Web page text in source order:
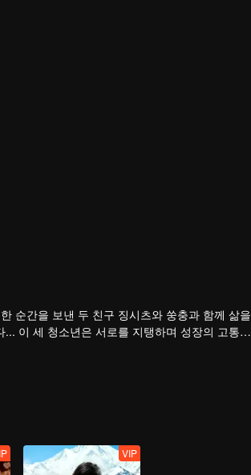
순간을 보낸 두 친구 징시츠와 쑹충과 함께 삶을
이 세 청소년은 서로를 지탱하며 성장의 고통을
다. 물론 가장 중요한 것은 그들이 언제나 서로
VIP